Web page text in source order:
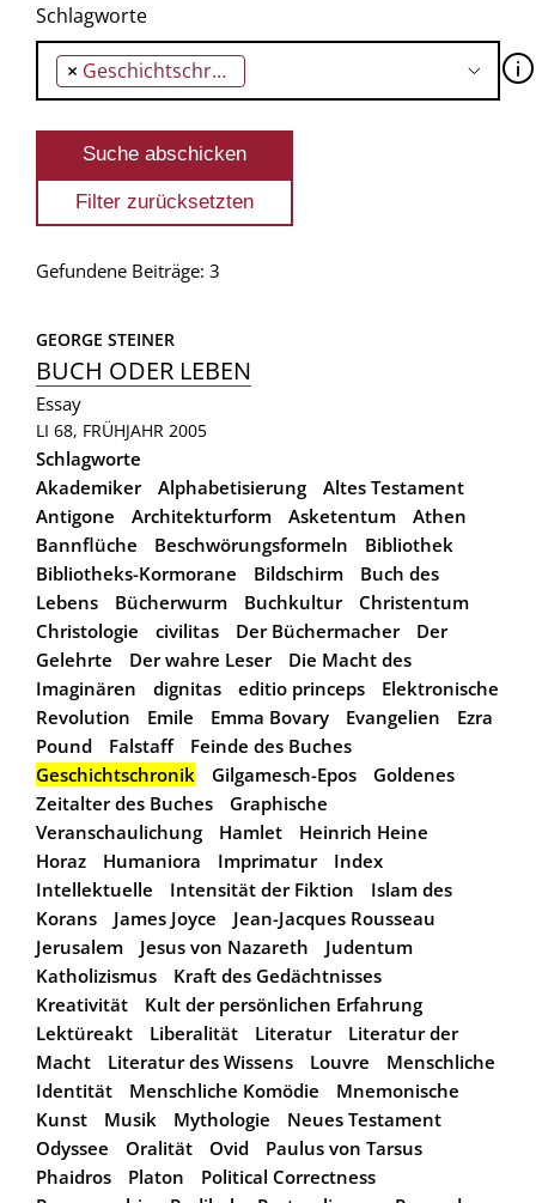
Schlagworte
× Geschichtschronik 🛈
Gefundene Beiträge: 3
GEORGE STEINER
BUCH ODER LEBEN
Essay
LI 68, FRÜHJAHR 2005
Schlagworte
Akademiker
Alphabetisierung
Altes Testament
Antigone
Architekturform Asketentum
Athen
Bannflüche
Beschwörungsformeln
Bibliothek
Bibliotheks-Kormorane
Bildschirm
Buch des
Lebens
Bücherwurm Buchkultur
Christentum
Christologie
civilitas Der Büchermacher
Der
Gelehrte
Der wahre Leser
Die Macht des
Imaginären
dignitas editio princeps
Elektronische
Revolution
Emile Emma Bovary Evangelien
Ezra
Pound
Falstaff
Feinde des Buches
Geschichtschronik
Gilgamesch-Epos
Goldenes
Zeitalter des Buches
Graphische
Veranschaulichung
Hamlet
Heinrich Heine
Horaz
Humaniora Imprimatur
Index
Intellektuelle
Intensität der Fiktion
Islam des
Korans
James Joyce
Jean-Jacques Rousseau
Jerusalem
Jesus von Nazareth
Judentum
Katholizismus
Kraft des Gedächtnisses
Kreativität
Kult der persönlichen Erfahrung
Lektüreakt
Liberalität Literatur
Literatur der
Macht
Literatur des Wissens Louvre
Menschliche
Identität
Menschliche Komödie
Mnemonische
Kunst
Musik Mythologie
Neues Testament
Odyssee
Oralität Ovid
Paulus von Tarsus
Phaidros
Platon
Political Correctness